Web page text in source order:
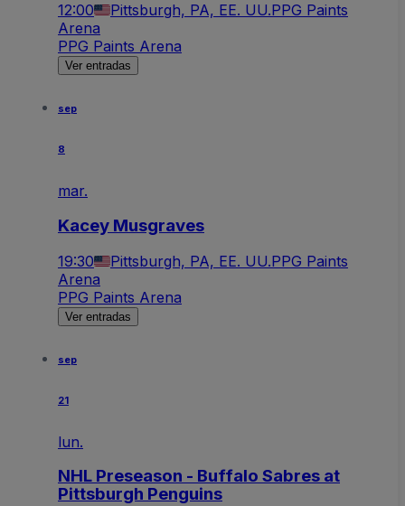
12:00 Pittsburgh, PA, EE. UU.PPG Paints
Arena
PPG Paints Arena
Ver entradas
sep
8
mar.
Kacey Musgraves
19:30 Pittsburgh, PA, EE. UU.PPG Paints
Arena
PPG Paints Arena
Ver entradas
sep
21
lun.
NHL Preseason - Buffalo Sabres at
Pittsburgh Penguins